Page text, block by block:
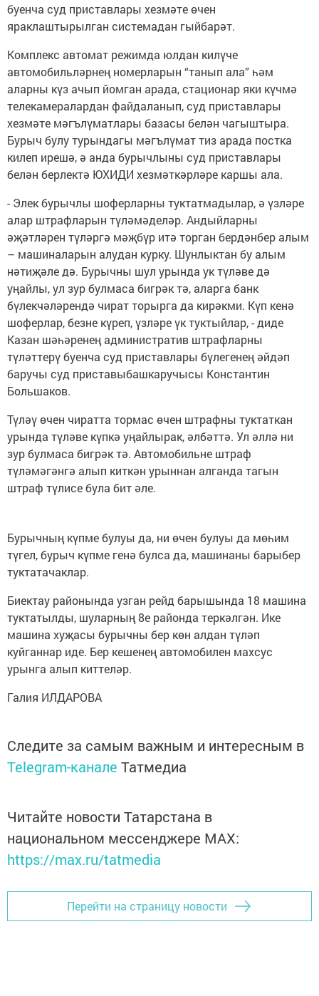
буенча суд приставлары хезмәте өчен
яраклаштырылган системадан гыйбарәт.
Комплекс автомат режимда юлдан килүче
автомобильләрнең номерларын “танып ала” һәм
аларны күз ачып йомган арада, стационар яки күчмә
телекамералардан файдаланып, суд приставлары
хезмәте мәгълүматлары базасы белән чагыштыра.
Бурыч булу турындагы мәгълүмат тиз арада постка
килеп ирешә, ә анда бурычлыны суд приставлары
белән берлектә ЮХИДИ хезмәткәрләре каршы ала.
- Элек бурычлы шоферларны туктатмадылар, ә үзләре
алар штрафларын түләмәделәр. Андыйларны
әҗәтләрен түләргә мәҗбүр итә торган бердәнбер алым
– машиналарын алудан курку. Шунлыктан бу алым
нәтиҗәле дә. Бурычны шул урында ук түләве дә
уңайлы, ул зур булмаса бигрәк тә, аларга банк
бүлекчәләрендә чират торырга да кирәкми. Күп кенә
шоферлар, безне күреп, үзләре үк туктыйлар, - диде
Казан шәһәренең административ штрафларны
түләттерү буенча суд приставлары бүлегенең әйдәп
баручы суд приставыбашкаручысы Константин
Большаков.
Түләү өчен чиратта тормас өчен штрафны туктаткан
урында түләве күпкә уңайлырак, әлбәттә. Ул әллә ни
зур булмаса бигрәк тә. Автомобильне штраф
түләмәгәнгә алып киткән урыннан алганда тагын
штраф түлисе була бит әле.
Бурычның күпме булуы да, ни өчен булуы да мөһим
түгел, бурыч күпме генә булса да, машинаны барыбер
туктатачаклар.
Биектау районында узган рейд барышында 18 машина
туктатылды, шуларның 8е районда теркәлгән. Ике
машина хуҗасы бурычны бер көн алдан түләп
куйганнар иде. Бер кешенең автомобилен махсус
урынга алып киттеләр.
Галия ИЛДАРОВА
Следите за самым важным и интересным в
Telegram-канале Татмедиа
Читайте новости Татарстана в
национальном мессенджере MАХ:
https://max.ru/tatmedia
Перейти на страницу новости